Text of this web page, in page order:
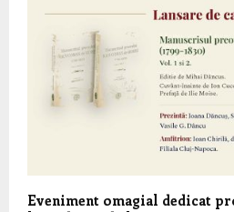
Eveniment omagial dedicat